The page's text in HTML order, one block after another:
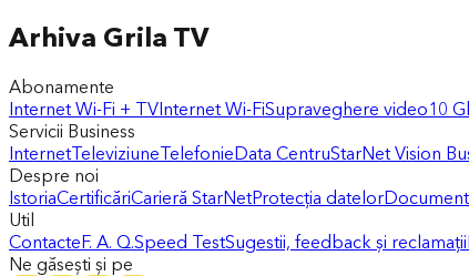
Arhiva Grila TV
Abonamente
Internet Wi-Fi + TVInternet Wi-FiSupraveghere video10
Servicii Business
InternetTeleviziuneTelefonieData CentruStarNet Vision
Despre noi
IstoriaCertificăriCarieră StarNetProtecția datelor
Util
ContacteF. A. Q.Speed TestSugestii, feedback și reclamații
Ne găsești și pe